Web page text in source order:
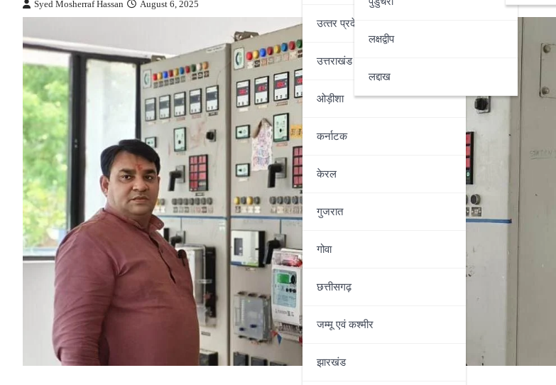
उत्‍तर प्रदेश
उत्तराखंड
ओड़ीशा
कर्नाटक
केरल
गुजरात
गोवा
छत्तीसगढ़
जम्‍मू एवं कश्‍मीर
झारखंड
लक्षद्वीप
लद्दाख
Syed Mosherraf Hassan August 6, 2025